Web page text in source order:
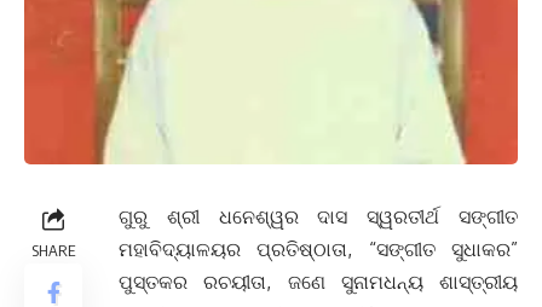
SHARE
ଗୁରୁ ଶ୍ରୀ ଧନେଶ୍ୱର ଦାସ ସ୍ୱରତୀର୍ଥ ସଙ୍ଗୀତ
ମହାବିଦ୍ୟାଳୟର ପ୍ରତିଷ୍ଠାତା, “ସଙ୍ଗୀତ ସୁଧାକର”
ପୁସ୍ତକର ରଚୟୀତା, ଜଣେ ସୁନାମଧନ୍ୟ ଶାସ୍ତ୍ରୀୟ